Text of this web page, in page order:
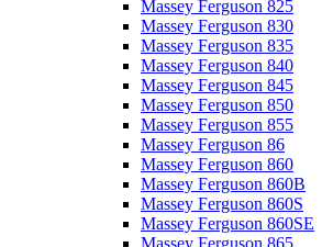
Massey Ferguson 825
Massey Ferguson 830
Massey Ferguson 835
Massey Ferguson 840
Massey Ferguson 845
Massey Ferguson 850
Massey Ferguson 855
Massey Ferguson 86
Massey Ferguson 860
Massey Ferguson 860B
Massey Ferguson 860S
Massey Ferguson 860SE
Massey Ferguson 865